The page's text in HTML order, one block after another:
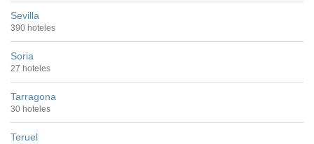
Sevilla
390 hoteles
Soria
27 hoteles
Tarragona
30 hoteles
Teruel